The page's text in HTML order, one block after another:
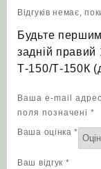
Відгуків немає,
Будьте
задній
Т-150/Т-150К
Ваша e-mail
поля позначені *
Ваша оцінка*
Ваш відгук *